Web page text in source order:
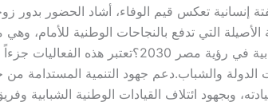
إنسانية تعكس قيم الوفاء، أشاد الحضور بدور
التي تدفع بالنجاحات الوطنية للأمام،
مخلصة تعمل من أجل استقرار بيتها ووطنها.​دليل القارئ: كيف تساهم
والشباب.​دعم جهود التنمية المستدامة من
74 شاهداً على تلاحم الشعب مع قيادته، وبجهود ائتلاف القيادات